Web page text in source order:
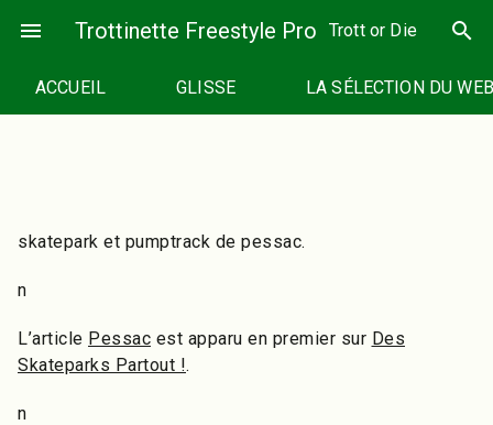
menu Trottinette Freestyle Pro Trott or Die search
ACCUEIL GLISSE LA SÉLECTION DU
skatepark et pumptrack de pessac.
n
L’article Pessac est apparu en premier sur Des
Skateparks Partout !.
n